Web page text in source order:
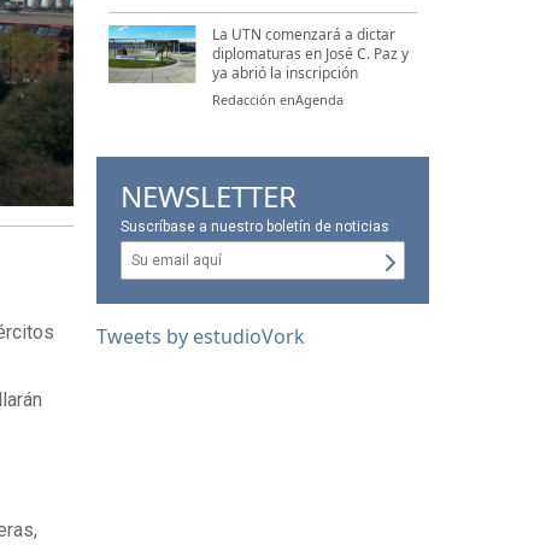
La UTN comenzará a dictar
diplomaturas en José C. Paz y
ya abrió la inscripción
Redacción enAgenda
NEWSLETTER
Suscríbase a nuestro boletín de noticias
Tweets by estudioVork